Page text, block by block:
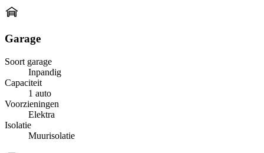
Garage
Soort garage
Inpandig
Capaciteit
1 auto
Voorzieningen
Elektra
Isolatie
Muurisolatie